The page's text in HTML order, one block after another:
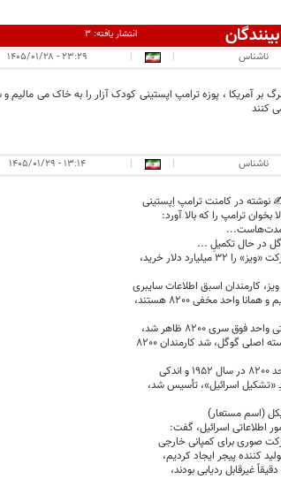
انتشار یافته:۳
ناشناس |
| ۲۳:۲۹ - ۱۴۰۵/۰۱/۲۸
بر آمریکا ، پوزه ترامپ اپستینی کودک آزار را به خاک می مالیم و
کنند
ناشناس |
| ۱۳:۱۴ - ۱۴۰۵/۰۱/۲۹
نوشته در کامنت ترامپ اِپستینی
بخوان ترامپ را که بالا آورد:
در حال تکمیلِ ...
را ۳۲ میلیارد دلار خرید،
کارمندان اسبق اطلاعات سایبری
همانا واحد مخفی 8200 هستند،
فوق سری 8200 ظاهر شد،
اصلی گوگل، شد کارمندان 8200
و اندکی
«تشکیل اسرائیل»، تأسیس شد،
(اسم مستعار)
اطلاعاتی اسرائیل، گفت:
صوری برای کمپانی خارجی
کننده پیجر ایجاد کردیم،
غيرقابل ردیابی بودند،